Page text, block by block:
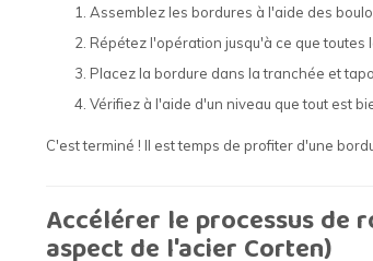
Assemblez les bordures à l'aide des
Répétez l'opération jusqu'à ce que
Placez la bordure dans la tranchée et
Vérifiez à l'aide d'un niveau que tout est
C'est terminé ! Il est temps de profiter d'une
Accélérer le processus de
aspect de l'acier Corten)